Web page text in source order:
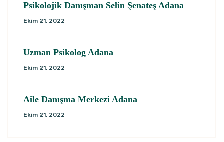
Psikolojik Danışman Selin Şenateş Adana
Ekim 21, 2022
Uzman Psikolog Adana
Ekim 21, 2022
Aile Danışma Merkezi Adana
Ekim 21, 2022